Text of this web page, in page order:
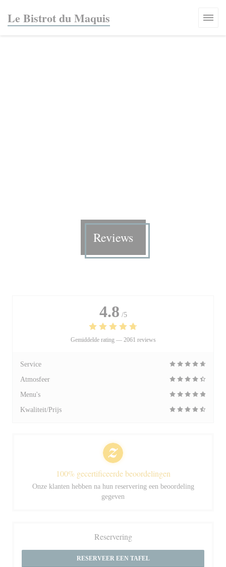
Le Bistrot du Maquis
Reviews
4.8 /5
Gemiddelde rating — 2061 reviews
Service
Atmosfeer
Menu's
Kwaliteit/Prijs
100% gecertificeerde beoordelingen
Onze klanten hebben na hun reservering een beoordeling
gegeven
Reservering
RESERVEER EEN TAFEL